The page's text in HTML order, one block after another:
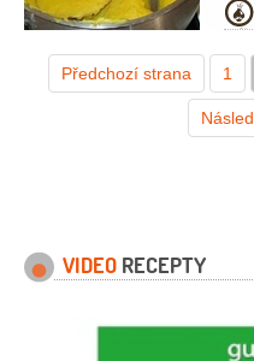
Předchozí strana 1
VIDEO RECEPTY